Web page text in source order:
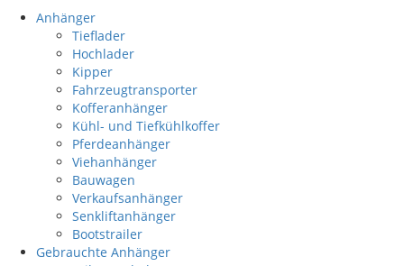
Anhänger
Tieflader
Hochlader
Kipper
Fahrzeugtransporter
Kofferanhänger
Kühl- und Tiefkühlkoffer
Pferdeanhänger
Viehanhänger
Bauwagen
Verkaufsanhänger
Senkliftanhänger
Bootstrailer
Gebrauchte Anhänger